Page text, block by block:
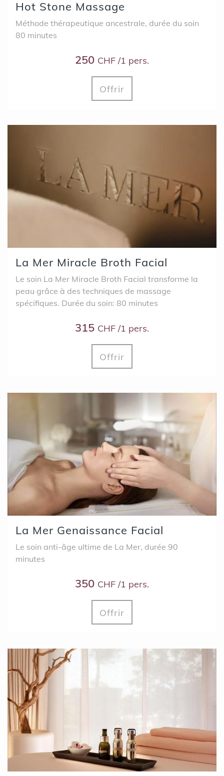
Hot Stone Massage
Méthode thérapeutique ancestrale, durée du soin
80 minutes
250 CHF /1 pers.
Offrir
La Mer Miracle Broth Facial
Le soin La Mer Miracle Broth Facial transforme la
peau grâce à des techniques de massage
spécifiques. Durée du soin: 80 minutes
315 CHF /1 pers.
Offrir
La Mer Genaissance Facial
Le soin anti-âge ultime de La Mer, durée 90
minutes
350 CHF /1 pers.
Offrir